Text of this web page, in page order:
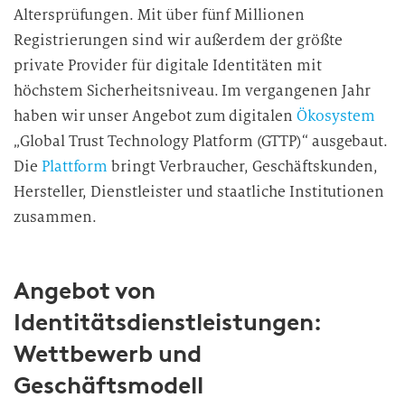
Altersprüfungen. Mit über fünf Millionen
Registrierungen sind wir außerdem der größte
private Provider für digitale Identitäten mit
höchstem Sicherheitsniveau. Im vergangenen Jahr
haben wir unser Angebot zum digitalen Ökosystem
„Global Trust Technology Platform (GTTP)“ ausgebaut.
Die Plattform bringt Verbraucher, Geschäftskunden,
Hersteller, Dienstleister und staatliche Institutionen
zusammen.
Angebot von
Identitätsdienstleistungen:
Wettbewerb und
Geschäftsmodell